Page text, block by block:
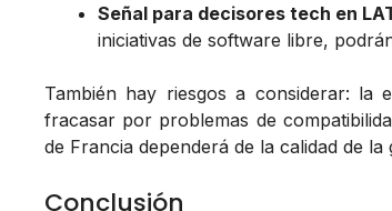
Señal para decisores tech en
iniciativas de software libre,
También hay riesgos a considerar: la
fracasar por problemas de
de Francia dependerá de la calidad de
Conclusión